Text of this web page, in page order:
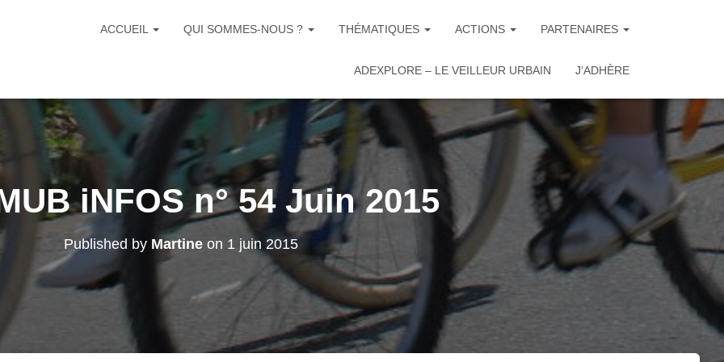
ACCUEIL QUI SOMMES-NOUS ? THÉMATIQUES ACTIONS PARTENAIRES
ADEXPLORE – LE VEILLEUR URBAIN J’ADHÈRE
iNFOS n° 54 Juin 2015
Published by Martine on 1 juin 2015